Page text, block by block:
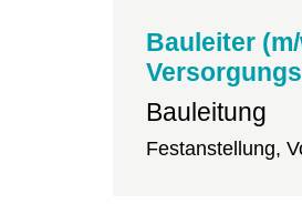
Bauleiter
Bauleitung
Festanstellung,